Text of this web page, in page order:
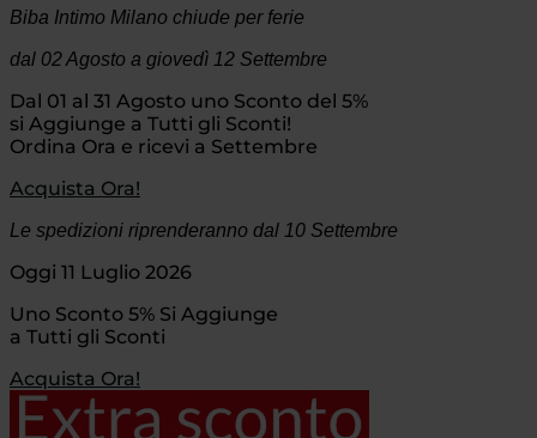
Biba Intimo Milano chiude per ferie
dal 02 Agosto a giovedì 12 Settembre
Dal 01 al 31 Agosto uno Sconto del 5%
si Aggiunge a Tutti gli Sconti!
Ordina Ora e ricevi a Settembre
Acquista Ora!
Le spedizioni riprenderanno dal 10 Settembre
Oggi 11 Luglio 2026
Uno Sconto 5% Si Aggiunge
a Tutti gli Sconti
Acquista Ora!